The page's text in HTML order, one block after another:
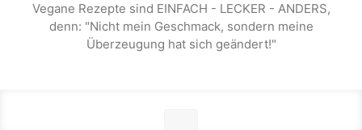
Vegane Rezepte sind EINFACH - LECKER - ANDERS,
denn: "Nicht mein Geschmack, sondern meine
Überzeugung hat sich geändert!"